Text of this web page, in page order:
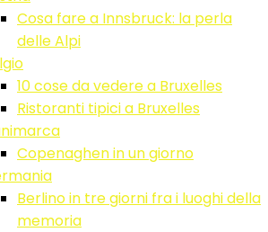
Cosa fare a Innsbruck: la perla
delle Alpi
10 cose da vedere a Bruxelles
Ristoranti tipici a Bruxelles
Copenaghen in un giorno
Berlino in tre giorni fra i luoghi della
memoria